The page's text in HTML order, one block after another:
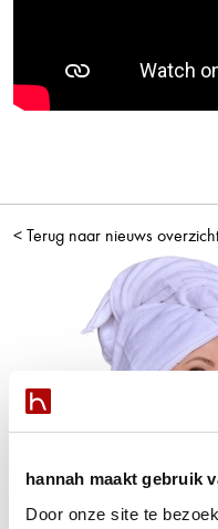
hannah maakt gebruik
Door onze site te
< Terug naar nieuws overzicht